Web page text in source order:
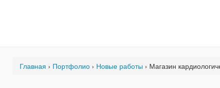
Вы здесь
Главная › Портфолио › Новые работы › Магазин